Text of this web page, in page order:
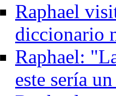
Raphael
diccionario
Raphael:
este sería